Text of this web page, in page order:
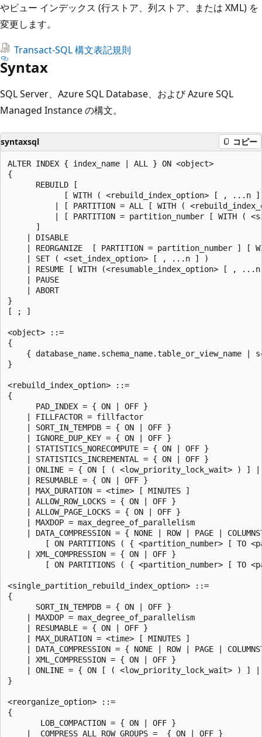
やビュー インデックス (行ストア、列ストア、または XML) を
変更します。
Transact-SQL 構文表記規則
Syntax
SQL Server、Azure SQL Database、および Azure SQL
Managed Instance の構文。
syntaxsql コピー
ALTER INDEX { index_name | ALL } ON <object>
{
      REBUILD [
[ WITH ( <rebuild_index_option> [ , ...n ]
| [ PARTITION = ALL [ WITH (
| [ PARTITION = partition_number [ WITH (
      ]
    | DISABLE
| REORGANIZE  [ PARTITION = partition_number ] [
    | SET ( <set_index_option> [ , ...n ] )
| RESUME [ WITH (<resumable_index_option> [ ,
    | PAUSE
    | ABORT
}
[ ; ]
<object> ::=
{
{ database_name.schema_name.table_or_view_name |
}
<rebuild_index_option> ::=
{
      PAD_INDEX = { ON | OFF }
    | FILLFACTOR = fillfactor
    | SORT_IN_TEMPDB = { ON | OFF }
    | IGNORE_DUP_KEY = { ON | OFF }
    | STATISTICS_NORECOMPUTE = { ON | OFF }
    | STATISTICS_INCREMENTAL = { ON | OFF }
| ONLINE = { ON [ ( <low_priority_lock_wait> ) ]
    | RESUMABLE = { ON | OFF }
    | MAX_DURATION = <time> [ MINUTES ]
    | ALLOW_ROW_LOCKS = { ON | OFF }
    | ALLOW_PAGE_LOCKS = { ON | OFF }
    | MAXDOP = max_degree_of_parallelism
| DATA_COMPRESSION = { NONE | ROW | PAGE |
[ ON PARTITIONS ( { <partition_number> [ TO
    | XML_COMPRESSION = { ON | OFF }
[ ON PARTITIONS ( { <partition_number> [ TO
<single_partition_rebuild_index_option> ::=
{
      SORT_IN_TEMPDB = { ON | OFF }
    | MAXDOP = max_degree_of_parallelism
    | RESUMABLE = { ON | OFF }
    | MAX_DURATION = <time> [ MINUTES ]
| DATA_COMPRESSION = { NONE | ROW | PAGE |
    | XML_COMPRESSION = { ON | OFF }
| ONLINE = { ON [ ( <low_priority_lock_wait> ) ]
}
<reorganize_option> ::=
{
       LOB_COMPACTION = { ON | OFF }
    |  COMPRESS_ALL_ROW_GROUPS =  { ON | OFF }